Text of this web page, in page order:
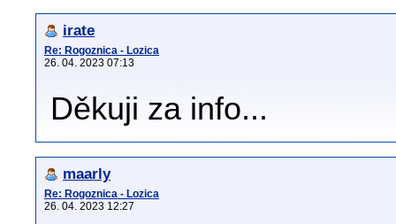
irate
Re: Rogoznica - Lozica
26. 04. 2023 07:13
Děkuji za info...
maarly
Re: Rogoznica - Lozica
26. 04. 2023 12:27